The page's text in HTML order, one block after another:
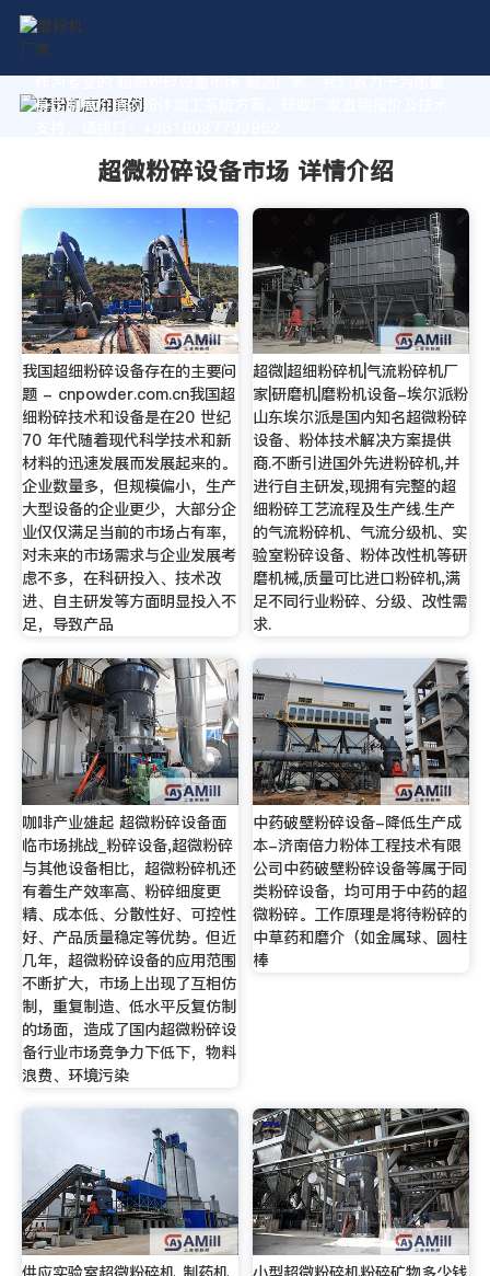
作为专业的 超微粉碎设备市场 制造厂家，我们致力于为您量
身定制高价值的粉体加工系统方案。获取厂家直销报价及技术
超微粉碎设备市场 详情介绍
我国超细粉碎设备存在的主要问
题 - cnpowder.com.cn我国超
细粉碎技术和设备是在20 世纪
70 年代随着现代科学技术和新
材料的迅速发展而发展起来的。
企业数量多，但规模偏小，生产
大型设备的企业更少，大部分企
业仅仅满足当前的市场占有率，
对未来的市场需求与企业发展考
虑不多，在科研投入、技术改
进、自主研发等方面明显投入不
足，导致产品
超微|超细粉碎机|气流粉碎机厂
家|研磨机|磨粉机设备-埃尔派粉
山东埃尔派是国内知名超微粉碎
设备、粉体技术解决方案提供
商.不断引进国外先进粉碎机,并
进行自主研发,现拥有完整的超
细粉碎工艺流程及生产线.生产
的气流粉碎机、气流分级机、实
验室粉碎设备、粉体改性机等研
磨机械,质量可比进口粉碎机,满
足不同行业粉碎、分级、改性需
求.
咖啡产业雄起 超微粉碎设备面
临市场挑战_粉碎设备,超微粉碎
与其他设备相比，超微粉碎机还
有着生产效率高、粉碎细度更
精、成本低、分散性好、可控性
好、产品质量稳定等优势。但近
几年，超微粉碎设备的应用范围
不断扩大，市场上出现了互相仿
制，重复制造、低水平反复仿制
的场面，造成了国内超微粉碎设
备行业市场竞争力下低下，物料
浪费、环境污染
中药破壁粉碎设备-降低生产成
本-济南倍力粉体工程技术有限
公司中药破壁粉碎设备等属于同
类粉碎设备，均可用于中药的超
微粉碎。工作原理是将待粉碎的
中草药和磨介（如金属球、圆柱
棒